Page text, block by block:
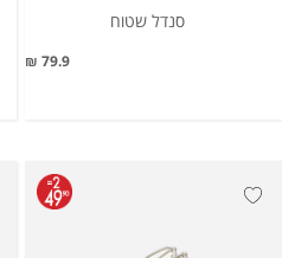
סנדל שטוח
79.9 ₪